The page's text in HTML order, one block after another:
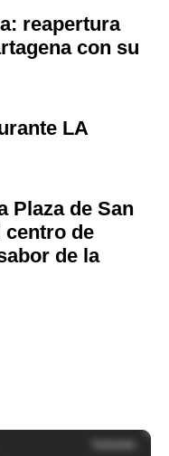
reapertura
con su
LA
Plaza de San
centro de
de la